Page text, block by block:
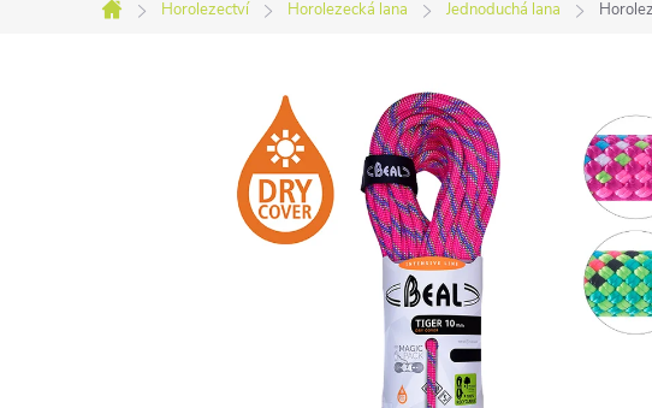
Domů
Horolezectví Horolezecká lana Jednoduchá lana